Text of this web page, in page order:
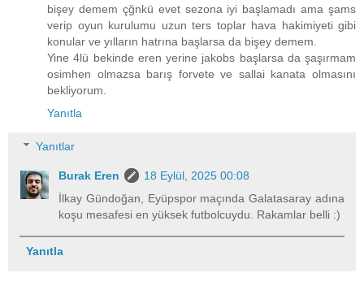
bişey demem çğnkü evet sezona iyi başlamadı ama şams
verip oyun kurulumu uzun ters toplar hava hakimiyeti gibi
konular ve yılların hatrına başlarsa da bişey demem.
Yine 4lü bekinde eren yerine jakobs başlarsa da şaşırmam
osimhen olmazsa barış forvete ve sallai kanata olmasını
bekliyorum.
Yanıtla
Yanıtlar
Burak Eren
18 Eylül, 2025 00:08
İlkay Gündoğan, Eyüpspor maçında Galatasaray adına
koşu mesafesi en yüksek futbolcuydu. Rakamlar belli :)
Yanıtla